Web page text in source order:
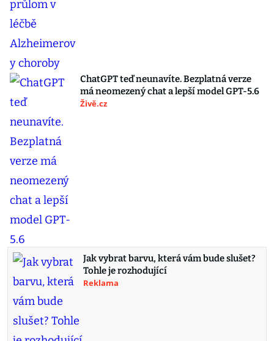
ChatGPT teď neunavíte. Bezplatná verze
má neomezený chat a lepší model GPT-5.6
Živě.cz
Jak vybrat barvu, která vám bude slušet?
Tohle je rozhodující
Reklama